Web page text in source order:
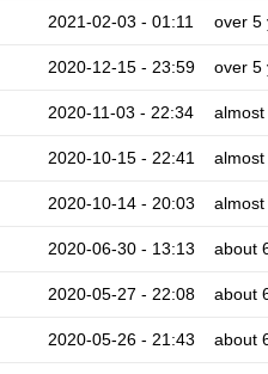
2021-02-03 - 01:11 over 5
2020-12-15 - 23:59 over 5
2020-11-03 - 22:34
2020-10-15 - 22:41
2020-10-14 - 20:03
2020-06-30 - 13:13 about
2020-05-27 - 22:08 about
2020-05-26 - 21:43 about